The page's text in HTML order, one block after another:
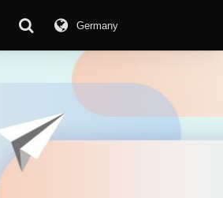
Germany